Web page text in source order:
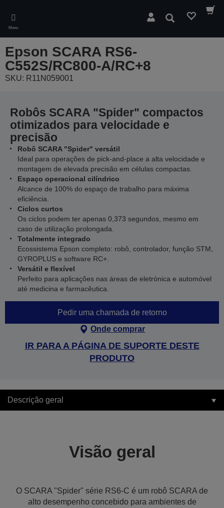
main
content
Menu
Pesquisar
Epson SCARA RS6-
C552S/RC800-A/RC+8
SKU: R11N059001
Robôs SCARA "Spider" compactos
otimizados para velocidade e
precisão
Robô SCARA "Spider" versátil
Ideal para operações de pick-and-place a alta velocidade e
montagem de elevada precisão em células compactas.
Espaço operacional cilíndrico
Alcance de 100% do espaço de trabalho para máxima
eficiência.
Ciclos curtos
Os ciclos podem ter apenas 0,373 segundos, mesmo em
caso de utilização prolongada.
Totalmente integrado
Ecossistema Epson completo: robô, controlador, função STM,
GYROPLUS e software RC+.
Versátil e flexível
Perfeito para aplicações nas áreas de eletrónica e automóvel
até medicina e farmacêutica.
Pedir uma chamada de retorno
Onde comprar
IR PARA A PÁGINA DE SUPORTE DESTE
PRODUTO
Descrição geral
Visão geral
O SCARA "Spider" série RS6‑C é um robô SCARA de
alto desempenho concebido para ambientes de